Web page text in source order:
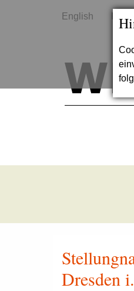
English
Dresden